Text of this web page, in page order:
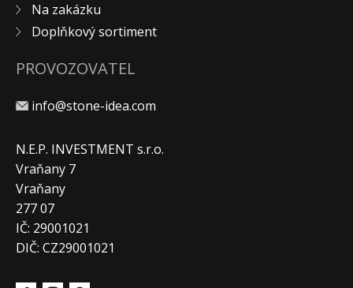
Na zakázku
Doplňkový sortiment
PROVOZOVATEL
info@stone-idea.com
N.E.P. INVESTMENT s.r.o.
Vraňany 7
Vraňany
277 07
IČ: 29001021
DIČ: CZ29001021